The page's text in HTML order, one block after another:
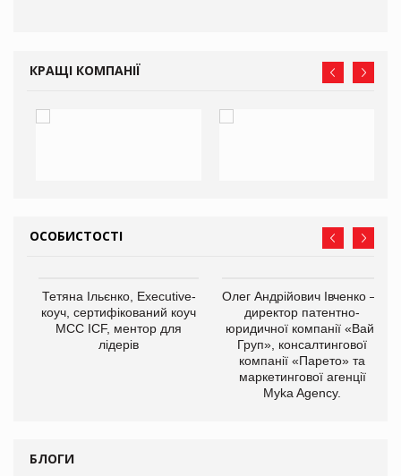
КРАЩІ КОМПАНІЇ
ОСОБИСТОСТІ
Тетяна Ільєнко, Executive-
коуч, сертифікований коуч
МСС ICF, ментор для
лідерів
Олег Андрійович Івченко —
директор патентно-
юридичної компанії «Вайз
Груп», консалтингової
компанії «Парето» та
маркетингової агенції
Myka Agency.
БЛОГИ